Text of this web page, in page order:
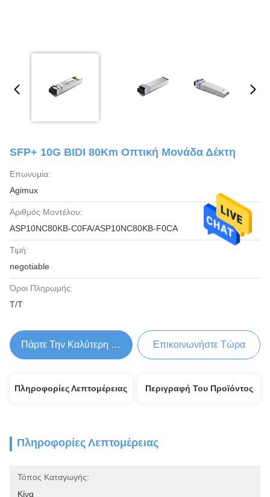
SFP+ 10G BIDI 80Km Οπτική Μονάδα Δέκτη
Επωνυμία:
Agimux
Αριθμός Μοντέλου:
ASP10NC80KB-C0FA/ASP10NC80KB-F0CA
Τιμή:
negotiable
Όροι Πληρωμής:
Τ/Τ
Πάρτε Την Καλύτερη Τιμή Επικοινωνήστε Τώρα
Πληροφορίες Λεπτομέρειας Περιγραφή Του Προϊόντος
Πληροφορίες Λεπτομέρειας
Τόπος Καταγωγής:
Κίνα